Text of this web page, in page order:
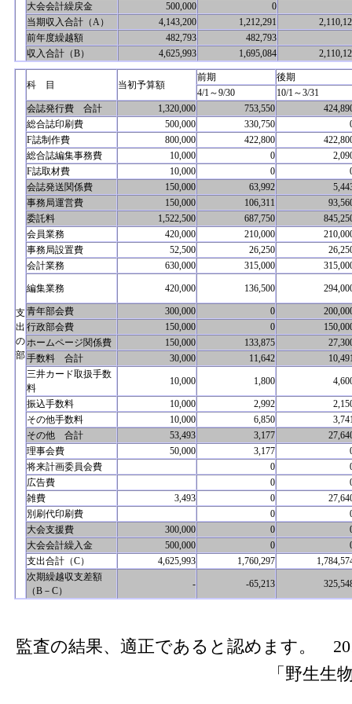
大会会計繰戻金
500,000
0
当期収入合計（A）
4,143,200 1,212,291
前年度繰越額
482,793
482,793
収入合計（B）
4,625,993 1,695,084
支
出
の
部
科 目 当初予算額
前期
後期
4/1～9/30
10/1～3/31
会誌発行費 合計
1,320,000 753,550
総合誌印刷費
500,000 330,750
F誌制作費
800,000 422,800
総合誌編集事務費
10,000 0
F誌取材費
10,000 0
会誌発送関係費
150,000 63,992
事務局運営費
150,000 106,311
委託料
1,522,500 687,750
会員業務
420,000 210,000
事務局設置費
52,500 26,250
会計業務
630,000 315,000
編集業務 420,000 136,500
青年部会費 300,000 0
行政部会費
150,000 0
ホームページ関係費
150,000 133,875
手数料 合計
30,000 11,642
三井カード取扱手数
料
10,000 1,800
振込手数料 10,000 2,992
その他手数料
10,000 6,850
その他 合計
53,493 3,177
理事会費
50,000 3,177
将来計画委員会費
0
広告費
0
雑費
3,493 0
別刷代印刷費
0
大会支援費
300,000 0
大会会計繰入金
500,000 0
支出合計（C）
4,625,993 1,760,297
次期繰越収支差額
（B－C）
- -65,213
監査の結果、適正であると認めます。
「野生